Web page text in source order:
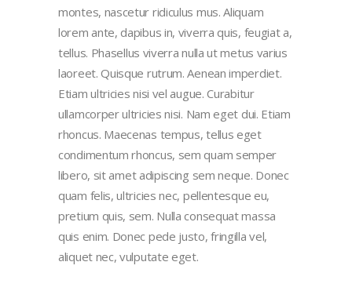
montes, nascetur ridiculus mus. Aliquam
lorem ante, dapibus in, viverra quis, feugiat a,
tellus. Phasellus viverra nulla ut metus varius
laoreet. Quisque rutrum. Aenean imperdiet.
Etiam ultricies nisi vel augue. Curabitur
ullamcorper ultricies nisi. Nam eget dui. Etiam
rhoncus. Maecenas tempus, tellus eget
condimentum rhoncus, sem quam semper
libero, sit amet adipiscing sem neque. Donec
quam felis, ultricies nec, pellentesque eu,
pretium quis, sem. Nulla consequat massa
quis enim. Donec pede justo, fringilla vel,
aliquet nec, vulputate eget.